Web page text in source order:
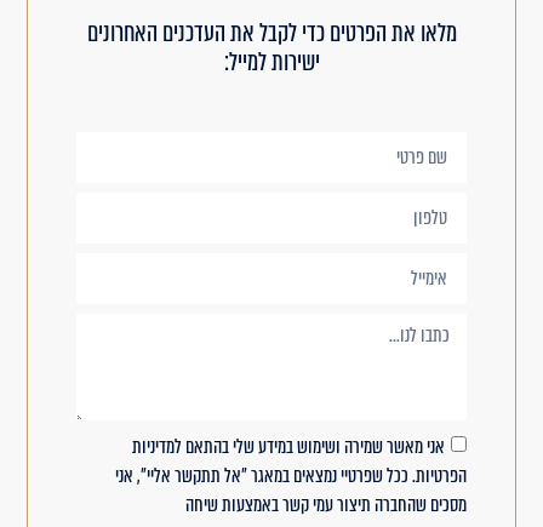
מלאו את הפרטים כדי לקבל את העדכנים האחרונים
ישירות למייל:
אני מאשר שמירה ושימוש במידע שלי בהתאם למדיניות
הפרטיות. ככל שפרטיי נמצאים במאגר "אל תתקשר אליי", אני
מסכים שהחברה תיצור עמי קשר באמצעות שיחה